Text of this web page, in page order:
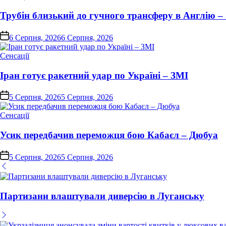
Трубін близький до гучного трансферу в Англію
on6 Серпня, 20266 Серпня, 2026
Опублікувати
Сенсації
Іран готує ракетний удар по Україні – ЗМІ
on 5 Серпня, 20265 Серпня, 2026
Опублікувати
Сенсації
Усик передбачив переможця бою Кабаєл – Дюбуа
on 5 Серпня, 20265 Серпня, 2026
Партизани влаштували диверсію в Луганську